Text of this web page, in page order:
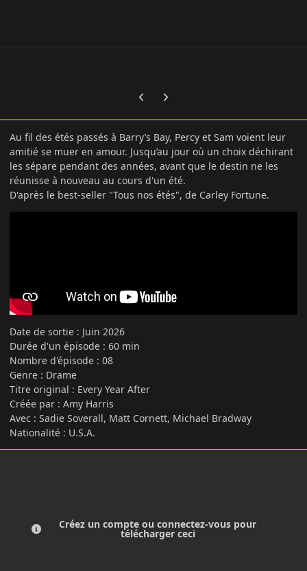
Previous carousel slide
Next carousel slide
Au fil des étés passés à Barry’s Bay, Percy et Sam voient leur
amitié se muer en amour. Jusqu’au jour où un choix déchirant
les sépare pendant des années, avant que le destin ne les
réunisse à nouveau au cours d'un été.
D'après le best-seller "Tous nos étés", de Carley Fortune.
Date de sortie : Juin 2026
Durée d'un épisode : 60 min
Nombre d'épisode : 08
Genre : Drame
Titre original : Every Year After
Créée par : Amy Harris
Avec : Sadie Soverall, Matt Cornett, Michael Bradway
Nationalité : U.S.A.
Créez un compte ou connectez-vous pour
télécharger ceci